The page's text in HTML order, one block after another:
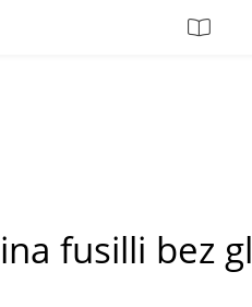
fusilli bez